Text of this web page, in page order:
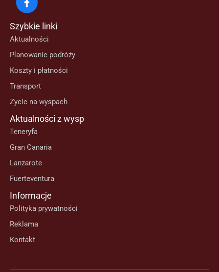
Szybkie linki
Aktualności
Planowanie podróży
Koszty i płatności
Transport
Życie na wyspach
Aktualności z wysp
Teneryfa
Gran Canaria
Lanzarote
Fuerteventura
Informacje
Polityka prywatności
Reklama
Kontakt